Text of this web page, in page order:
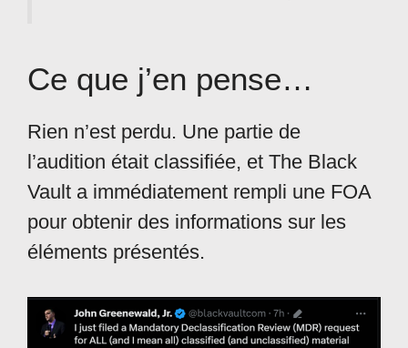
Ce que j’en pense…
Rien n’est perdu. Une partie de
l’audition était classifiée, et The Black
Vault a immédiatement rempli une FOA
pour obtenir des informations sur les
éléments présentés.